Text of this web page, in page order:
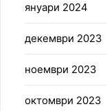
януари 2024
декември 2023
ноември 2023
октомври 2023